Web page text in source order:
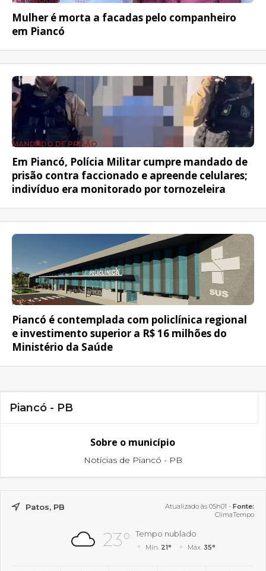
Mulher é morta a facadas pelo companheiro
em Piancó
MANDADO DE PRISÃO
Em Piancó, Polícia Militar cumpre mandado de
prisão contra faccionado e apreende celulares;
indivíduo era monitorado por tornozeleira
INVESTIMENTOS
Piancó é contemplada com policlínica regional
e investimento superior a R$ 16 milhões do
Ministério da Saúde
Piancó - PB
Sobre o município
Notícias de Piancó - PB
Patos, PB Atualizado às 05h01 - Fonte:
ClimaTempo
23° Tempo nublado
Mín. 21° Máx. 35°